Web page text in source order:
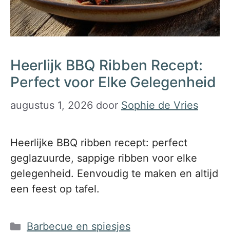
Heerlijk BBQ Ribben Recept:
Perfect voor Elke Gelegenheid
augustus 1, 2026 door Sophie de Vries
Heerlijke BBQ ribben recept: perfect
geglazuurde, sappige ribben voor elke
gelegenheid. Eenvoudig te maken en altijd
een feest op tafel.
Categorieën
Barbecue en spiesjes